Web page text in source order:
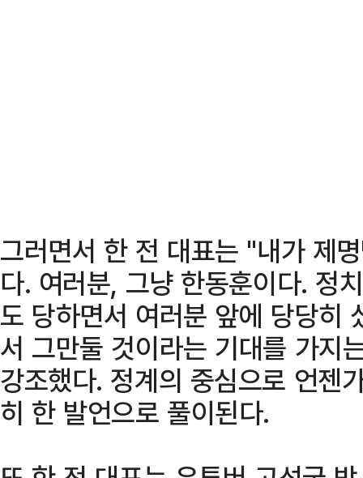
그러면서 한 전 대표는 "내가 제
다. 여러분, 그냥 한동훈이다. 정
도 당하면서 여러분 앞에 당당히
서 그만둘 것이라는 기대를 가지
강조했다. 정계의 중심으로 언젠
히 한 발언으로 풀이된다.